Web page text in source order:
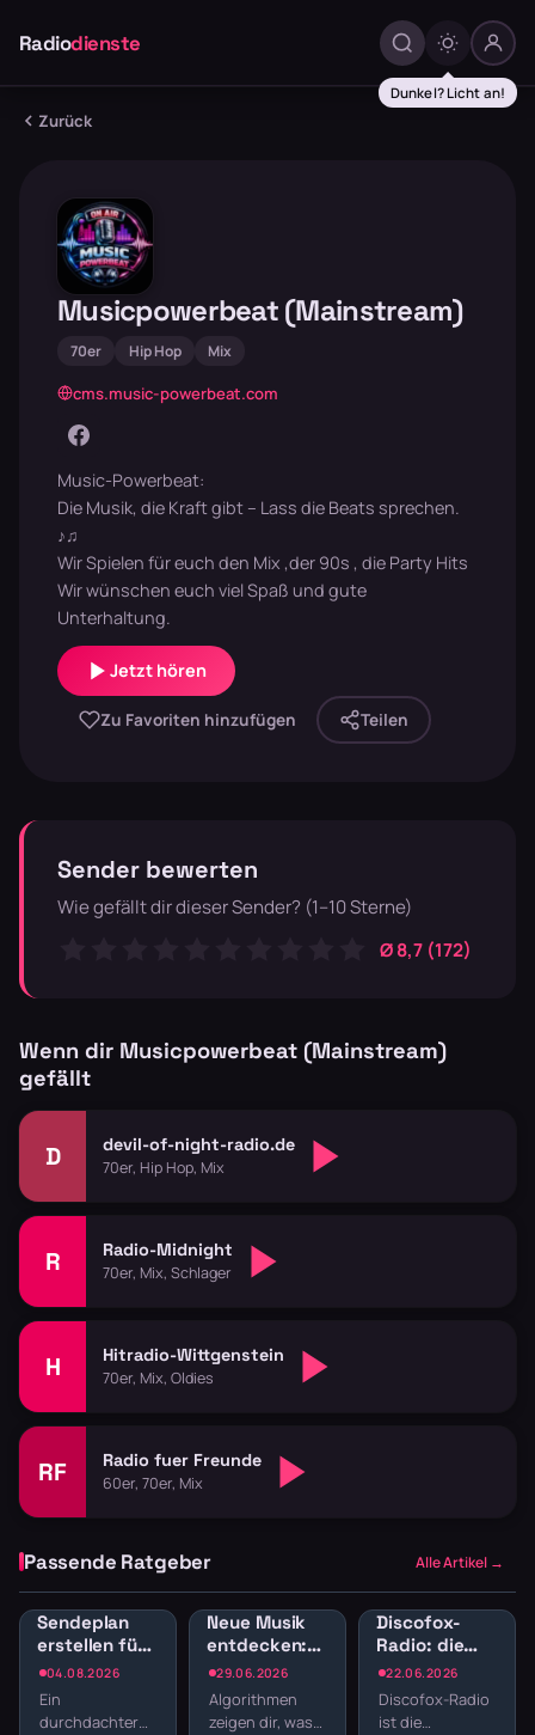
Radiodienste
Dunkel? Licht an!
Zurück
Musicpowerbeat (Mainstream)
70er Hip Hop Mix
cms.music-powerbeat.com
Music-Powerbeat:
Die Musik, die Kraft gibt – Lass die Beats sprechen.
♪♫
Wir Spielen für euch den Mix ,der 90s , die Party Hits
Wir wünschen euch viel Spaß und gute
Unterhaltung.
Jetzt hören
Zu Favoriten hinzufügen Teilen
Sender bewerten
Wie gefällt dir dieser Sender? (1–10 Sterne)
Ø 8,7 (172)
Wenn dir Musicpowerbeat (Mainstream)
gefällt
D devil-of-night-radio.de
70er, Hip Hop, Mix
R Radio-Midnight
70er, Mix, Schlager
H Hitradio-Wittgenstein
70er, Mix, Oldies
RF Radio fuer Freunde
60er, 70er, Mix
Passende Ratgeber Alle Artikel →
04.08.2026
Sendeplan
erstellen fürs
Webradio:
Struktur
statt
Ein
durchdachter
29.06.2026
Neue Musik
entdecken:
Radio-
Sender für
Musikentdecker
Algorithmen
zeigen dir, was
22.06.2026
Discofox-
Radio: die
besten
Sender zum
Tanzen
Discofox-Radio
ist die